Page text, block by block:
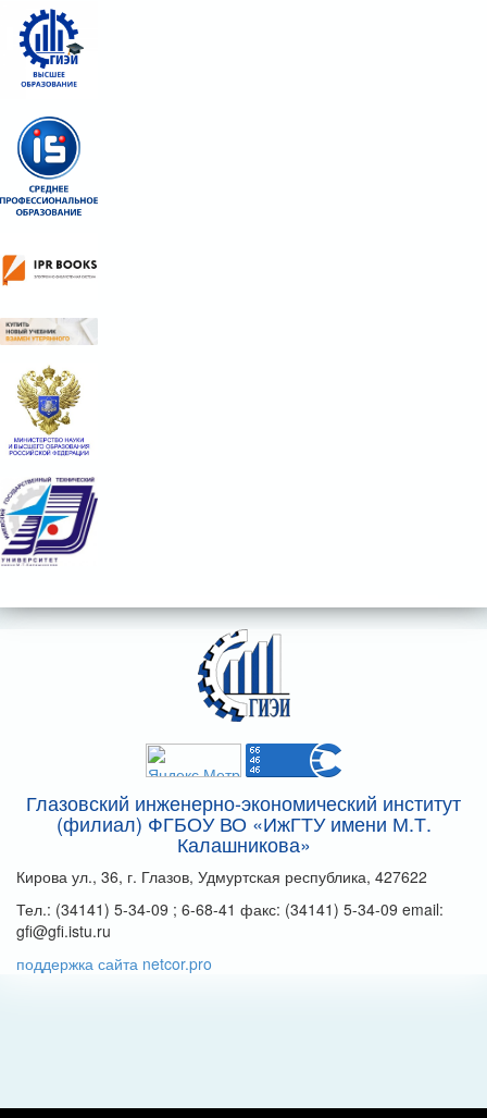
Глазовский инженерно-экономический институт
(филиал) ФГБОУ ВО «ИжГТУ имени М.Т.
Калашникова»
Кирова ул., 36, г. Глазов, Удмуртская республика, 427622
Тел.: (34141) 5-34-09 ; 6-68-41 факс: (34141) 5-34-09 email:
gfi@gfi.istu.ru
поддержка сайта netcor.pro